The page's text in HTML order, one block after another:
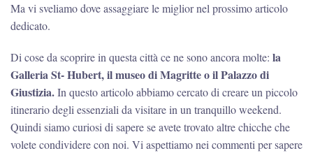
Ma vi sveliamo dove assaggiare le miglior nel prossimo articolo
dedicato.
Di cose da scoprire in questa città ce ne sono ancora molte: la
Galleria St- Hubert, il museo di Magritte o il Palazzo di
Giustizia.In questo articolo abbiamo cercato di creare un piccolo
itinerario degli essenziali da visitare in un tranquillo weekend.
Quindi siamo curiosi di sapere se avete trovato altre chicche che
volete condividere con noi. Vi aspettiamo nei commenti per sapere